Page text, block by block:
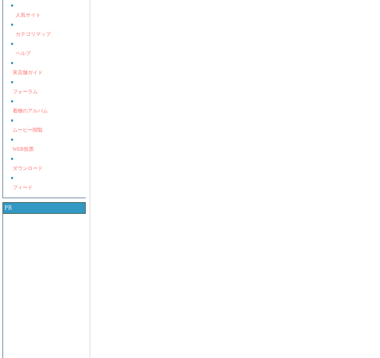
人気サイト
カテゴリマップ
ヘルプ
実店舗ガイド
フォーラム
着物のアルバム
ムービー閲覧
WEB投票
ダウンロード
フィード
PR